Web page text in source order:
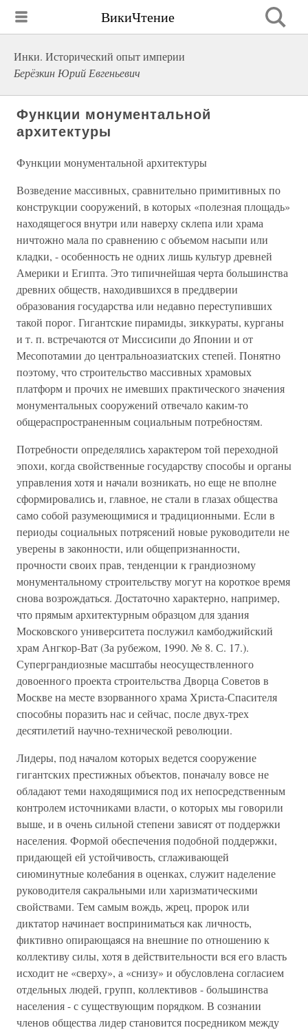
ВикиЧтение
Инки. Исторический опыт империи
Берёзкин Юрий Евгеньевич
Функции монументальной
архитектуры
Функции монументальной архитектуры
Возведение массивных, сравнительно примитивных по
конструкции сооружений, в которых «полезная площадь»
находящегося внутри или наверху склепа или храма
ничтожно мала по сравнению с объемом насыпи или
кладки, - особенность не одних лишь культур древней
Америки и Египта. Это типичнейшая черта большинства
древних обществ, находившихся в преддверии
образования государства или недавно переступивших
такой порог. Гигантские пирамиды, зиккураты, курганы
и т. п. встречаются от Миссисипи до Японии и от
Месопотамии до центральноазиатских степей. Понятно
поэтому, что строительство массивных храмовых
платформ и прочих не имевших практического значения
монументальных сооружений отвечало каким-то
общераспространенным социальным потребностям.
Потребности определялись характером той переходной
эпохи, когда свойственные государству способы и органы
управления хотя и начали возникать, но еще не вполне
сформировались и, главное, не стали в глазах общества
само собой разумеющимися и традиционными. Если в
периоды социальных потрясений новые руководители не
уверены в законности, или общепризнанности,
прочности своих прав, тенденции к грандиозному
монументальному строительству могут на короткое время
снова возрождаться. Достаточно характерно, например,
что прямым архитектурным образцом для здания
Московского университета послужил камбоджийский
храм Ангкор-Ват (За рубежом, 1990. № 8. С. 17.).
Суперграндиозные масштабы неосуществленного
довоенного проекта строительства Дворца Советов в
Москве на месте взорванного храма Христа-Спасителя
способны поразить нас и сейчас, после двух-трех
десятилетий научно-технической революции.
Лидеры, под началом которых ведется сооружение
гигантских престижных объектов, поначалу вовсе не
обладают теми находящимися под их непосредственным
контролем источниками власти, о которых мы говорили
выше, и в очень сильной степени зависят от поддержки
населения. Формой обеспечения подобной поддержки,
придающей ей устойчивость, сглаживающей
сиюминутные колебания в оценках, служит наделение
руководителя сакральными или харизматическими
свойствами. Тем самым вождь, жрец, пророк или
диктатор начинает восприниматься как личность,
фиктивно опирающаяся на внешние по отношению к
коллективу силы, хотя в действительности вся его власть
исходит не «сверху», а «снизу» и обусловлена согласием
отдельных людей, групп, коллективов - большинства
населения - с существующим порядком. В сознании
членов общества лидер становится посредником между